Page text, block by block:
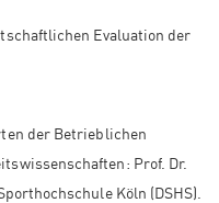
Evaluation der
der Betrieblichen
Prof. Dr.
Köln (DSHS).